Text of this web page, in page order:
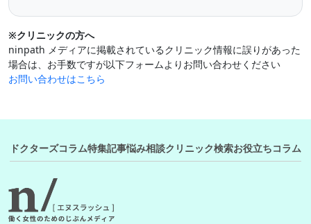
※クリニックの方へ
ninpath メディアに掲載されているクリニック情報に誤りがあった
場合は、お手数ですが以下フォームよりお問い合わせください
お問い合わせはこちら
ドクターズコラム特集記事悩み相談クリニック検索お役立ちコラム